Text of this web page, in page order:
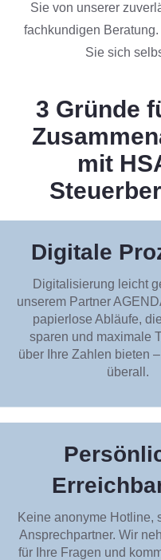
Sie von unserer
fachkundigen
Sie sich
3 Gründe
mit
Digitale
Digitalisierung leicht
unserem Partner
papierlose Abläufe,
sparen und maximale
über Ihre Zahlen bieten
überall.
Keine anonyme Hotline,
Ansprechpartner. Wir
für Ihre Fragen und